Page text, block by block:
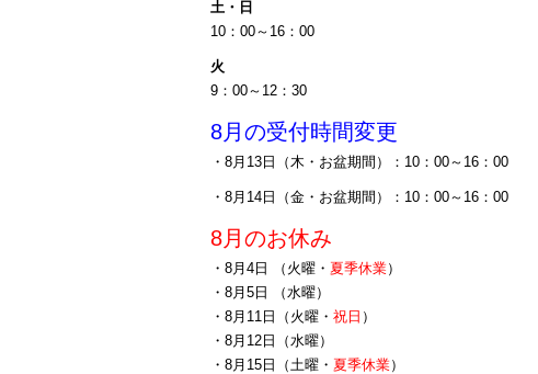
土・日
10：00～16：00
火
9：00～12：30
8月の受付時間変更
・8月13日（木・お盆期間）：10：00～16：00
・8月14日（金・お盆期間）：10：00～16：00
8月のお休み
・8月4日 （火曜・ 夏季休業）
・8月5日 （水曜）
・8月11日（火曜・ 祝日 ）
・8月12日（水曜）
・8月15日（土曜・ 夏季休業）